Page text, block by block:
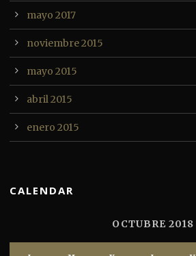
mayo 2017
noviembre 2015
mayo 2015
abril 2015
enero 2015
CALENDAR
OCTUBRE 2018